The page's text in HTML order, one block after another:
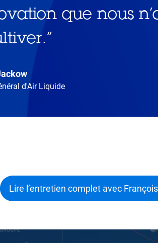
que nous
”
d'Air Liquide
Lire l’entretien complet avec